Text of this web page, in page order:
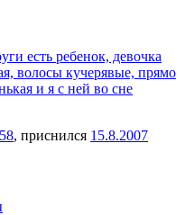
есть ребенок, девочка
волосы кучерявые, прямо
и я с ней во сне
, приснился 15.8.2007